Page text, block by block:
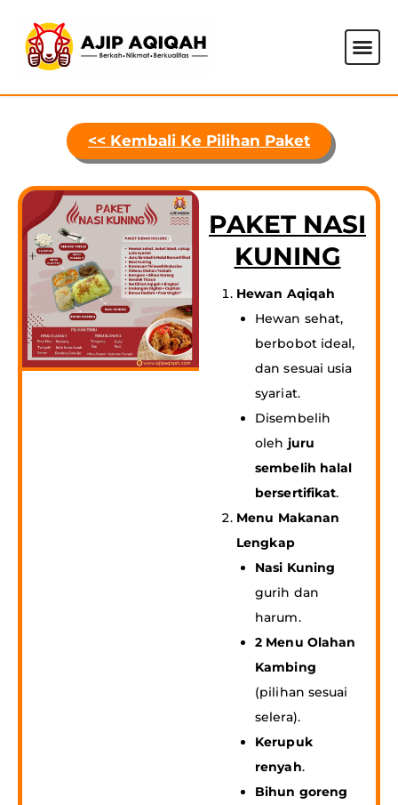
content
<< Kembali Ke Pilihan Paket​
PAKET NASI
KUNING
Hewan Aqiqah
Hewan sehat,
berbobot ideal,
dan sesuai usia
syariat.
Disembelih
oleh juru
sembelih halal
bersertifikat.
Menu Makanan
Lengkap
Nasi Kuning
gurih dan
harum.
2 Menu Olahan
Kambing
(pilihan sesuai
selera).
Kerupuk
renyah.
Bihun goreng